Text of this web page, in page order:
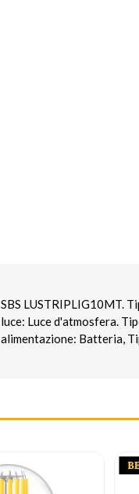
SBS LUSTRIPLIG10MT.
luce: Luce d'atmosfera.
alimentazione: Batteria,